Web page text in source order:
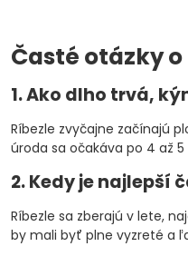
Časté otázky
1. Ako dlho trvá,
Ríbezle zvyčajne začínajú
úroda sa očakáva po 4 až 5
2. Kedy je najlepší
Ríbezle sa zberajú v lete,
by mali byť plne vyzreté a